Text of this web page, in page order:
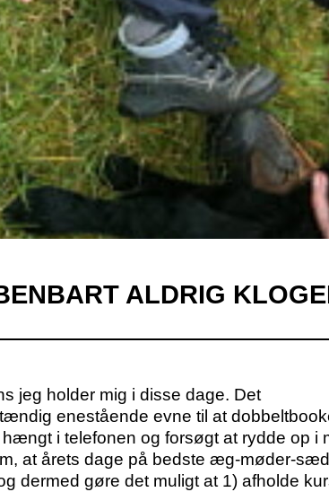
ALDRIG
jeg holder mig i disse dage. Det
enestående evne til at
i telefonen og forsøgt at rydde op i
at årets dage på bedste æg-møder-
dermed gøre det muligt at 1) afholde